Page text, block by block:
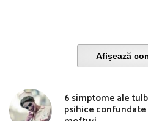
Afișează
6 simptome ale
psihice